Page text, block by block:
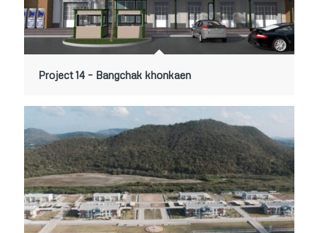
Project 14 – Bangchak khonkaen